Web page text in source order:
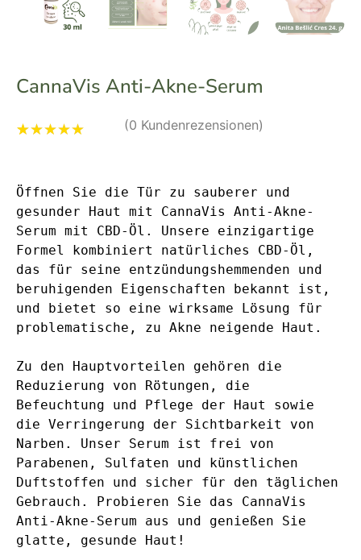
CannaVis Anti-Akne-Serum
basierend auf
Kundenbewertung
(0 Kundenrezensionen)
Öffnen Sie die Tür zu sauberer und
gesunder Haut mit CannaVis Anti-Akne-
Serum mit CBD-Öl. Unsere einzigartige
Formel kombiniert natürliches CBD-Öl,
das für seine entzündungshemmenden und
beruhigenden Eigenschaften bekannt ist,
und bietet so eine wirksame Lösung für
problematische, zu Akne neigende Haut.
Zu den Hauptvorteilen gehören die
Reduzierung von Rötungen, die
Befeuchtung und Pflege der Haut sowie
die Verringerung der Sichtbarkeit von
Narben. Unser Serum ist frei von
Parabenen, Sulfaten und künstlichen
Duftstoffen und sicher für den täglichen
Gebrauch. Probieren Sie das CannaVis
Anti-Akne-Serum aus und genießen Sie
glatte, gesunde Haut!